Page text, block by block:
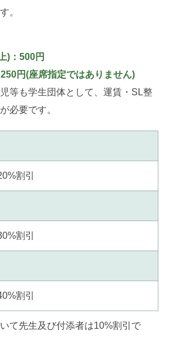
。
)：500円
円(座席指定ではありません)
等も学生団体として、運賃・SL整
必要です。
割引
割引
割引
て先生及び付添者は10%割引で